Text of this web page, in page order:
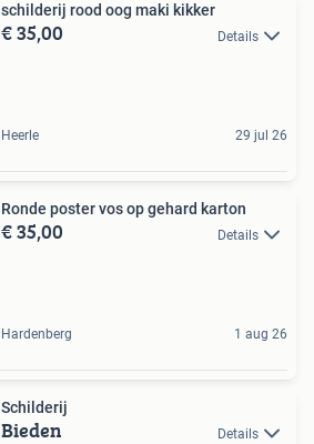
schilderij rood oog maki kikker
€ 35,00 Details
Heerle 29 jul 26
Ronde poster vos op gehard karton
€ 35,00 Details
Hardenberg 1 aug 26
Schilderij
Bieden Details